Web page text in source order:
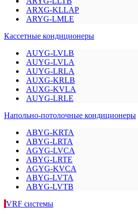
ARXG-KLLAP
ARYG-LMLE
Кассетные кондиционеры
AUYG-LVLB
AUYG-LVLA
AUYG-LRLA
AUXG-KRLB
AUXG-KVLA
AUYG-LRLE
Напольно-потолочные кондиционеры
ABYG-KRTA
ABYG-LRTA
AGYG-LVCA
ABYG-LRTE
AGYG-KVCA
ABYG-LVTA
ABYG-LVTB
VRF системы